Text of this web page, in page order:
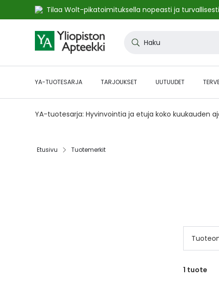
Tilaa Wolt-pikatoimituksella nopeasti ja turvallisesti
to
Content
YA-TUOTESARJA TARJOUKSET UUTUUDET
YA-tuotesarja: Hyvinvointia ja etuja koko kuukauden
Etusivu Tuotemerkit
1 tuote